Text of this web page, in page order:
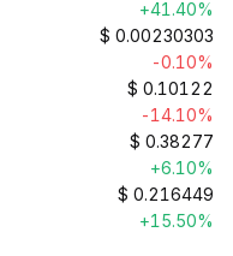
+41.40%
$ 0.00230303
-0.10%
$ 0.10122
-14.10%
$ 0.38277
+6.10%
$ 0.216449
+15.50%